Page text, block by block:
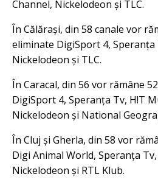
Channel, Nickelodeon și TLC.
În Călărași, din 58 canale vor
eliminate DigiSport 4, Speranța
Nickelodeon și TLC.
În Caracal, din 56 vor rămâne
DigiSport 4, Speranța Tv, H!T
Nickelodeon și National
În Cluj și Gherla, din 58 vor
Digi Animal World, Speranța
Nickelodeon și RTL Klub.